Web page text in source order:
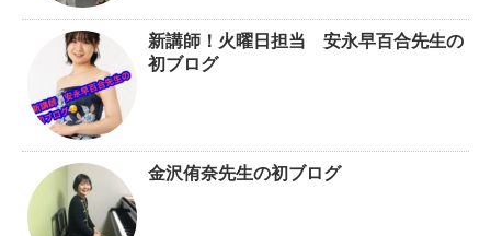
新講師！火曜日担当 安永早百合先生の
初ブログ
金沢侑奈先生の初ブログ